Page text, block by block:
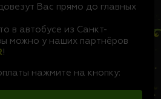
Вас прямо до главных
в автобусе из Санкт-
можно у наших партнёров
!
нажмите на кнопку: